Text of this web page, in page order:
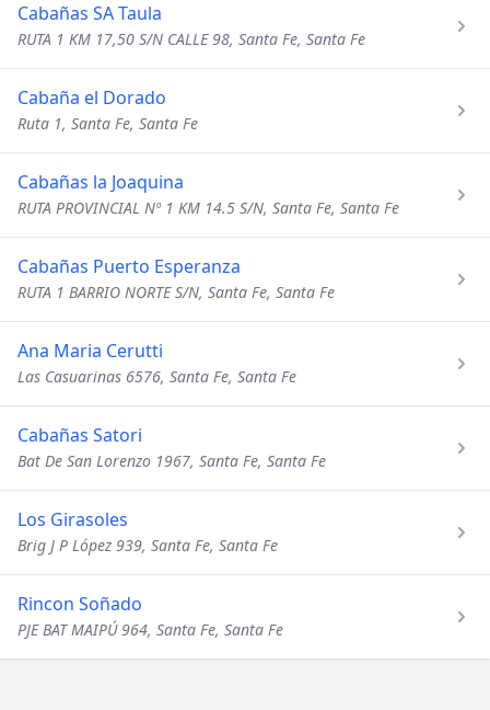
Cabañas SA Taula
RUTA 1 KM 17,50 S/N CALLE 98, Santa Fe, Santa Fe
Cabaña el Dorado
Ruta 1, Santa Fe, Santa Fe
Cabañas la Joaquina
RUTA PROVINCIAL Nº 1 KM 14.5 S/N, Santa Fe, Santa Fe
Cabañas Puerto Esperanza
RUTA 1 BARRIO NORTE S/N, Santa Fe, Santa Fe
Ana Maria Cerutti
Las Casuarinas 6576, Santa Fe, Santa Fe
Cabañas Satori
Bat De San Lorenzo 1967, Santa Fe, Santa Fe
Los Girasoles
Brig J P López 939, Santa Fe, Santa Fe
Rincon Soñado
PJE BAT MAIPÚ 964, Santa Fe, Santa Fe